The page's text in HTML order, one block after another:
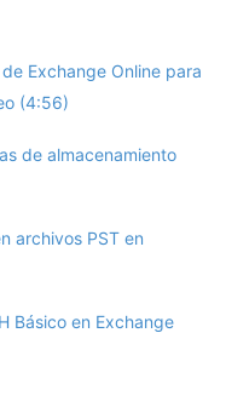
Exchange Online para
(4:56)
de almacenamiento
archivos PST en
Básico en Exchange